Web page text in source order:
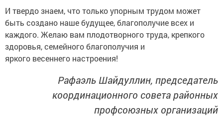
И твердо знаем, что только упорным трудом может
быть создано наше будущее, благополучие всех и
каждого. Желаю вам плодотворного труда, крепкого
здоровья, семейного благополучия и
яркого весеннего настроения!
Рафаэль Шайдуллин, председатель
координационного совета районных
профсоюзных организаций